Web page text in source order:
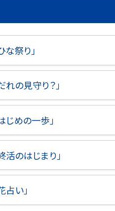
祭り」
の見守り？」
めの一歩」
のはじまり」
い」